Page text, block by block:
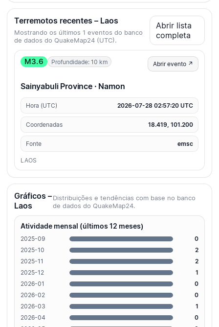
Terremotos recentes – Laos
Mostrando os últimos 1 eventos do banco
de dados do QuakeMap24 (UTC).
Abrir lista
completa
M3.6 Profundidade: 10 km Abrir evento ↗
Sainyabuli Province · Namon
Hora (UTC) 2026-07-28 02:57:20 UTC
Coordenadas 18.419, 101.200
Fonte emsc
LAOS
Gráficos –
Laos
Distribuições e tendências com base no banco
de dados do QuakeMap24.
Atividade mensal (últimos 12 meses)
2025-09
0
2025-10
2
2025-11
2
2025-12
1
2026-01
0
2026-02
0
2026-03
1
2026-04
0